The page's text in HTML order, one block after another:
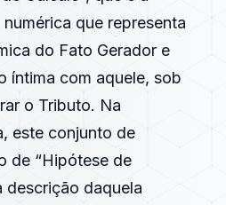
que representa
do Fato Gerador e
íntima com aquele, sob
o Tributo. Na
este conjunto de
de “Hipótese de
descrição daquela